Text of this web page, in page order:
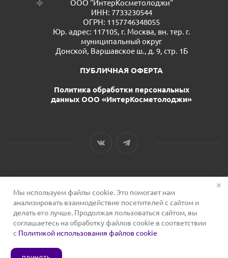
ООО "ИнтерКосметолоджи"
ИНН: 7733230544
ОГРН: 1157746348055
Юр. адрес: 117105, г. Москва, вн. тер. г.
муниципальный округ
Донской, Варшавское ш., д. 9, стр. 1Б
ПУБЛИЧНАЯ ОФЕРТА
Политика обработки персональных
данных ООО «ИнтерКосметолоджи»
2026 © Сервис для косметологов
Мы используем файлы cookie. Это помогает нам
анализировать взаимодействие посетителей с сайтом и
делать его лучше. Продолжая пользоваться сайтом, вы
соглашаетесь на обработку файлов cookie в соответствии
с Политикой использования файлов cookie